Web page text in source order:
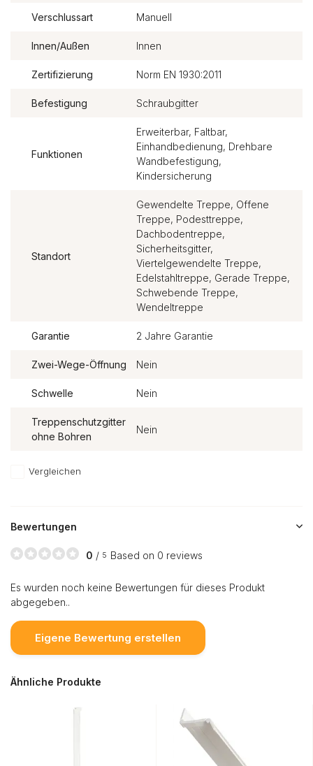
Verschlussart Manuell
Innen/Außen Innen
Zertifizierung Norm EN 1930:2011
Befestigung Schraubgitter
Funktionen
Erweiterbar, Faltbar,
Einhandbedienung, Drehbare
Wandbefestigung,
Kindersicherung
Standort
Gewendelte Treppe, Offene
Treppe, Podesttreppe,
Dachbodentreppe,
Sicherheitsgitter,
Viertelgewendelte Treppe,
Edelstahltreppe, Gerade Treppe,
Schwebende Treppe,
Wendeltreppe
Garantie 2 Jahre Garantie
Zwei-Wege-Öffnung Nein
Schwelle Nein
Treppenschutzgitter
ohne Bohren
Nein
Vergleichen
Bewertungen
0 / 5 Based on 0 reviews
Es wurden noch keine Bewertungen für dieses Produkt
abgegeben..
Eigene Bewertung erstellen
Ähnliche Produkte